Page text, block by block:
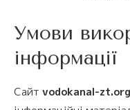
Умови
інформації
Сайт vodokanal-